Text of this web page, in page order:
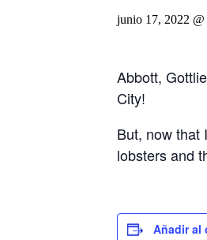
junio 17, 2022 @
Abbott,
City!
But, now that
lobsters and
Añadir al